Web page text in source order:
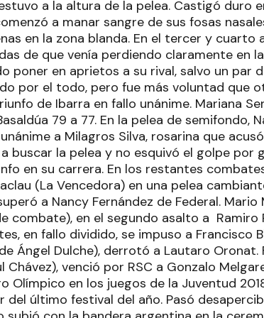
a la altura de la pelea. Castigó duro
a manar sangre de sus fosas
en la zona blanda. En el tercer y cuarto
de que venía perdiendo claramente en
poner en aprietos a su rival, salvo un par
por el todo, pero fue más voluntad que
de Ibarra en fallo unánime. Mariana
79 a 77. En la pelea de semifondo,
a Milagros Silva, rosarina que
buscar la pelea y no esquivó el golpe por
en su carrera. En los restantes
(La Vencedora) en una pelea
a Nancy Fernández de Federal.
combate), en el segundo asalto a Ramiro
en fallo dividido, se impuso a Francisco
Ángel Dulche), derrotó a Lautaro Oronat.
Chávez), venció por RSC a Gonzalo
Olímpico en los juegos de la Juventud
del último festival del año. Pasó